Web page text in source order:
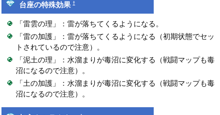
台座の特殊効果 †
「雷雲の理」：雷が落ちてくるようになる。
「雷の加護」：雷が落ちてくるようになる（初期状態でセッ
トされているので注意）。
「泥土の理」：水溜まりが毒沼に変化する（戦闘マップも毒
沼になるので注意）。
「土の加護」：水溜まりが毒沼に変化する（戦闘マップも毒
沼になるので注意）。